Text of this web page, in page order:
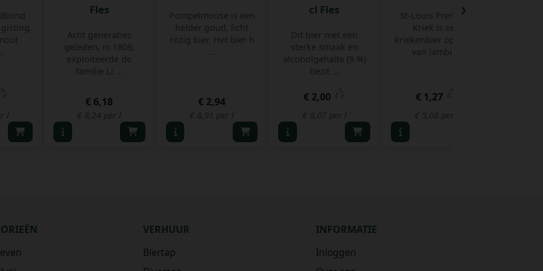
l
Fles
Acht generaties
geleden, in 1809,
exploiteerde de
familie Li ...
€ 6,18
€ 8,24 per l
Pompelmoose is een
helder goud, licht
rozig bier. Het bier h
€ 2,94
€ 8,91 per l
cl Fles
Dit bier met een
sterke smaak en
alcoholgehalte (9 %)
bezit ...
€ 2,00
€ 6,07 per l
St-Louis Premium
Kriek is een
kriekenbier op basis
van lambi ...
€ 1,27
€ 5,08 per l
›
VERHUUR
Biertap
INFORMATIE
Inloggen